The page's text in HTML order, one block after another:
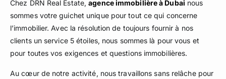
Chez DRN Real Estate,agence immobilière à Dubai nous
sommes votre guichet unique pour tout ce qui concerne
l’immobilier. Avec la résolution de toujours fournir à nos
clients un service 5 étoiles, nous sommes là pour vous et
pour toutes vos exigences et questions immobilières.
Au cœur de notre activité, nous travaillons sans relâche pour